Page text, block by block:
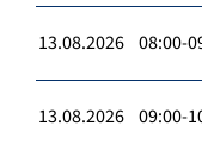
13.08.2026 08:00-
13.08.2026 09:00-